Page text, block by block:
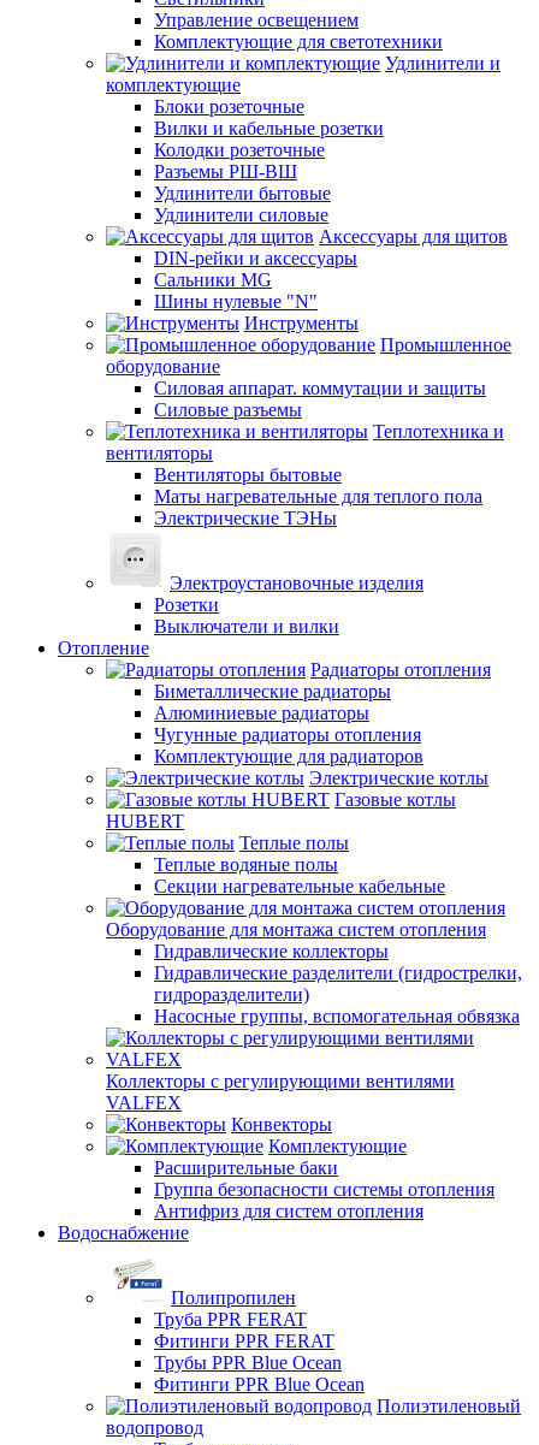
Управление освещением
Комплектующие для светотехники
Удлинители и
комплектующие
Блоки розеточные
Вилки и кабельные розетки
Колодки розеточные
Разъемы РШ-ВШ
Удлинители бытовые
Удлинители силовые
Аксессуары для щитов
DIN-рейки и аксессуары
Сальники MG
Шины нулевые "N"
Инструменты
Промышленное
оборудование
Силовая аппарат. коммутации и защиты
Силовые разъемы
Теплотехника и
вентиляторы
Вентиляторы бытовые
Маты нагревательные для теплого пола
Электрические ТЭНы
Электроустановочные изделия
Розетки
Выключатели и вилки
Отопление
Радиаторы отопления
Биметаллические радиаторы
Алюминиевые радиаторы
Чугунные радиаторы отопления
Комплектующие для радиаторов
Электрические котлы
Газовые котлы
HUBERT
Теплые полы
Теплые водяные полы
Секции нагревательные кабельные
Оборудование для монтажа систем отопления
Гидравлические коллекторы
Гидравлические разделители (гидрострелки,
гидроразделители)
Насосные группы, вспомогательная обвязка
Коллекторы с регулирующими вентилями
VALFEX
Конвекторы
Комплектующие
Расширительные баки
Группа безопасности системы отопления
Антифриз для систем отопления
Водоснабжение
Полипропилен
Труба PPR FERAT
Фитинги PPR FERAT
Трубы PPR Blue Ocean
Фитинги PPR Blue Ocean
Полиэтиленовый
водопровод